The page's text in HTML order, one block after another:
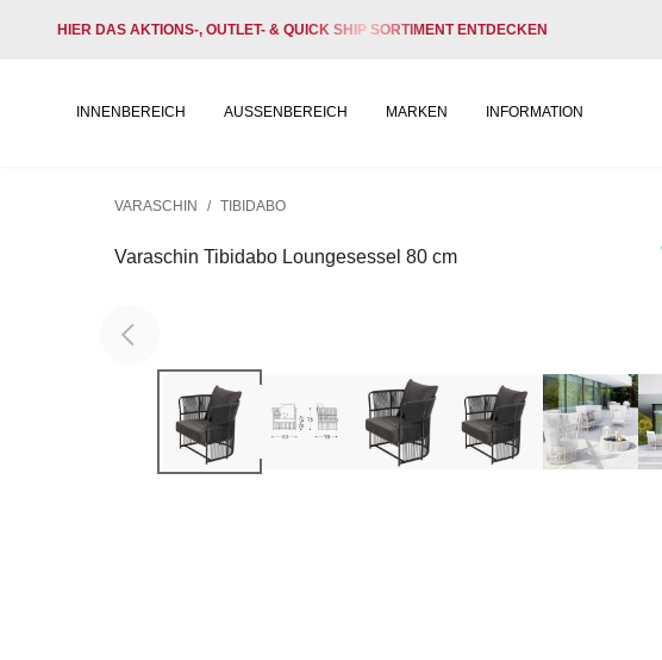
HIER DAS AKTIONS-, OUTLET- & QUICK SHIP SORTIMENT ENTDECKEN
INNENBEREICH AUSSENBEREICH MARKEN INFORMATION
VARASCHIN / TIBIDABO
Varaschin Tibidabo Loungesessel 80 cm